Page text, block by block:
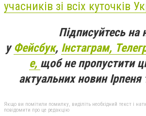
учасників зі всіх куточків
Підписуйтесь на
уФейсбук, Інстаграм,
e, щоб не пропустити
актуальних новин Ірпеня
Якщо ви помітили помилку, виділіть необхідний текст і
повідомити про це редакцію